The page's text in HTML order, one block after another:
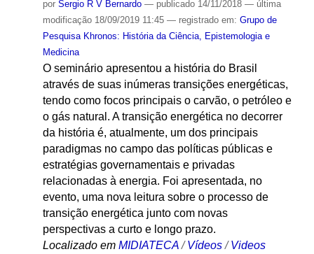
por Sergio R V Bernardo — publicado14/11/2018 — última
modificação18/09/2019 11:45 — registrado em: Grupo de
Pesquisa Khronos: História da Ciência, Epistemologia e
Medicina
O seminário apresentou a história do Brasil
através de suas inúmeras transições energéticas,
tendo como focos principais o carvão, o petróleo e
o gás natural. A transição energética no decorrer
da história é, atualmente, um dos principais
paradigmas no campo das políticas públicas e
estratégias governamentais e privadas
relacionadas à energia. Foi apresentada, no
evento, uma nova leitura sobre o processo de
transição energética junto com novas
perspectivas a curto e longo prazo.
Localizado em MIDIATECA /Vídeos /Videos